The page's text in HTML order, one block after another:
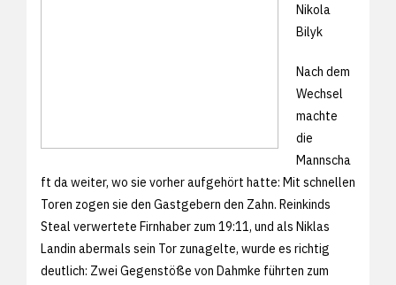
Nikola
Bilyk
Nach dem
Wechsel
machte
die
Mannscha
ft da weiter, wo sie vorher aufgehört hatte: Mit schnellen
Toren zogen sie den Gastgebern den Zahn. Reinkinds
Steal verwertete Firnhaber zum 19:11, und als Niklas
Landin abermals sein Tor zunagelte, wurde es richtig
deutlich: Zwei Gegenstöße von Dahmke führten zum